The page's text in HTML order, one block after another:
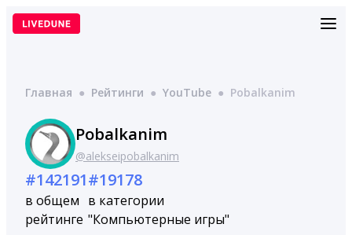
Перейти
Главная ● Рейтинги ● YouTube ● Pobalkanim
Pobalkanim
@alekseipobalkanim
#142191
в общем
рейтинге
#19178
в категории
"Компьютерные игры"